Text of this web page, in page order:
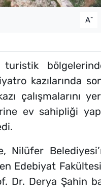
A-
kazılarında
çalışmalarını
ev sahipliği
Nilüfer
Edebiyat
Dr. Derya Şahin